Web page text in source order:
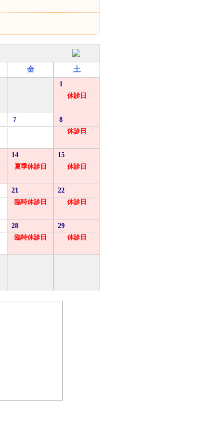
金 土
1
休診日
7
8
休診日
14
夏季休診日
15
休診日
21
臨時休診日
22
休診日
28
臨時休診日
29
休診日